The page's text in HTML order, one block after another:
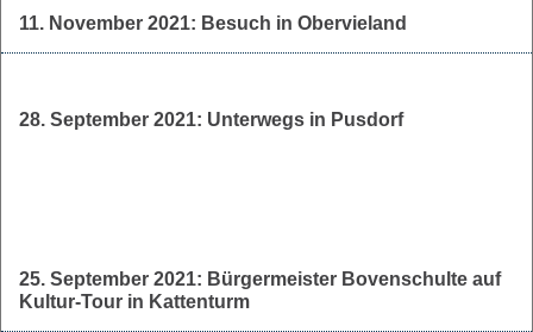
11. November 2021: Besuch in Obervieland
28. September 2021: Unterwegs in Pusdorf
25. September 2021: Bürgermeister Bovenschulte auf
Kultur-Tour in Kattenturm